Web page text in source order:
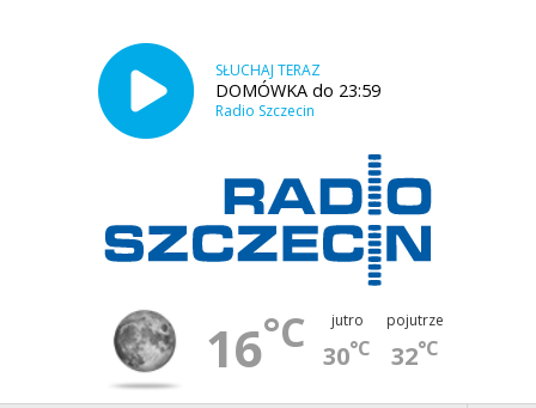
SŁUCHAJ TERAZ
DOMÓWKA do 23:59
Radio Szczecin
16°C jutro
30°C
pojutrze
32°C